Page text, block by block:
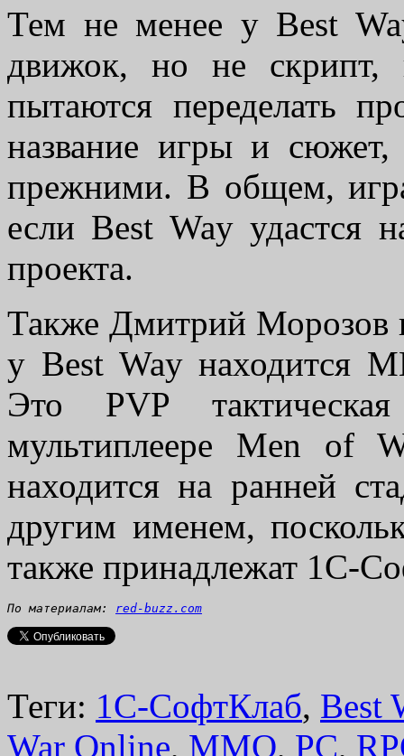
Тем не менее у Best
движок, но не скрипт,
пытаются переделать
название игры и
прежними. В общем,
если Best Way удастся
проекта.
Также Дмитрий Морозов
у Best Way находится
Это PVP
мультиплеере Men of
находится на ранней
другим именем,
также принадлежат 1С-
По материалам: red-buzz.com
Теги: 1С-СофтКлаб, Best
War Online, MMO, PC,